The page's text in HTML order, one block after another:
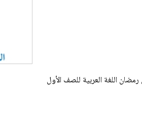
اللغة العربية للصف الأول